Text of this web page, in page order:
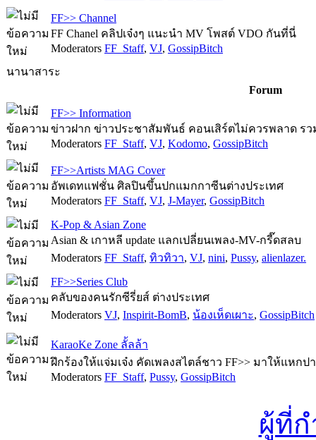
FF>> Channel
FF Chanel คลิปเจ๋งๆ แนะนำ MV โพสต์ VDO กันที่นี่
Moderators FF_Staff, VJ, GossipBitch
นานาสาระ
Forum
FF>> Information
ข่าวฝาก ข่าวประชาสัมพันธ์ คอนเสิร์ตไม่ควรพลาด ร
Moderators FF_Staff, VJ, Kodomo, GossipBitch
FF>>Artists MAG Cover
อัพเดทแฟชั่น ศิลปินขึ้นปกแมกกาซีนต่างประเทศ
Moderators FF_Staff, VJ, J-Mayer, GossipBitch
K-Pop & Asian Zone
Asian & เกาหลี update แลกเปลี่ยนเพลง-MV-กรี๊ดสลบ
Moderators FF_Staff, ทิวทิวา, VJ, nini, Pussy, alienlazer.
FF>>Series Club
คลับของคนรักซีรี่ยส์ ต่างประเทศ
Moderators VJ, Inspirit-BomB, น้องเห็ดเผาะ, GossipBitch
KaraoKe Zone ลั้ลล้า
ฝึกร้องให้แจ่มเจ๋ง คัดเพลงสไตล์ชาว FF>> มาให้แหก
Moderators FF_Staff, Pussy, GossipBitch
ผู้ที่ก